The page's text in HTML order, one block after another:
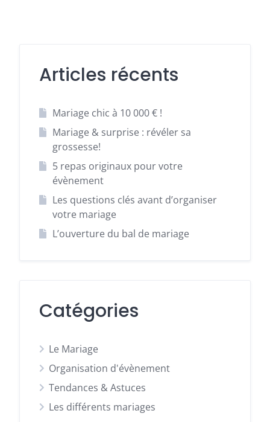
Articles récents
Mariage chic à 10 000 € !
Mariage & surprise : révéler sa
grossesse!
5 repas originaux pour votre
évènement
Les questions clés avant d’organiser
votre mariage
L’ouverture du bal de mariage
Catégories
Le Mariage
Organisation d'évènement
Tendances & Astuces
Les différents mariages